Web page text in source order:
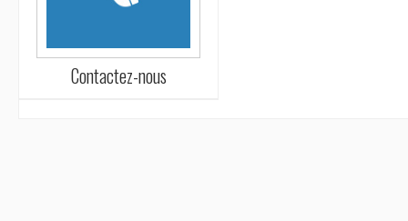
Contactez-nous